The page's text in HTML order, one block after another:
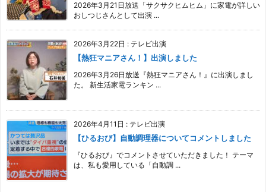
2026年3月21日放送「サクサクヒムヒム」に家電が詳しい
おしつじさんとして出演 ...
2026年3月22日 : テレビ出演
【熱狂マニアさん！】出演しました
2026年3月26日放送『熱狂マニアさん！』に出演しまし
た。 新生活家電ランキン ...
2026年4月11日 : テレビ出演
【ひるおび】自動調理器についてコメントしました
『ひるおび』でコメントさせていただきました！ テーマ
は、私も愛用している「自動調 ...